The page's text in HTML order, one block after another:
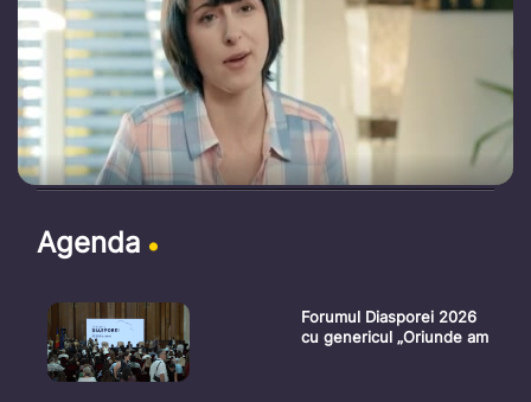
Agenda
Forumul Diasporei 2026
cu genericul „Oriunde am